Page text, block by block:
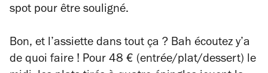
spot pour être souligné.
Bon, et l’assiette dans tout ça ? Bah écoutez y’a
de quoi faire ! Pour 48 € (entrée/plat/dessert) le